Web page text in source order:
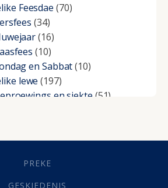
Feesdae (70)
(34)
(16)
(10)
en Sabbat(10)
lewe (197)
en siekte (51)
Groei(10)
(21)
Grys Areas(4)
PREKE
GESKIEDENIS